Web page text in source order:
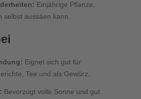
Einjährige Pflanze,
selbst aussäen kann.
Eignet sich gut für
Tee und als Gewürz.
Bevorzugt volle Sonne und gut